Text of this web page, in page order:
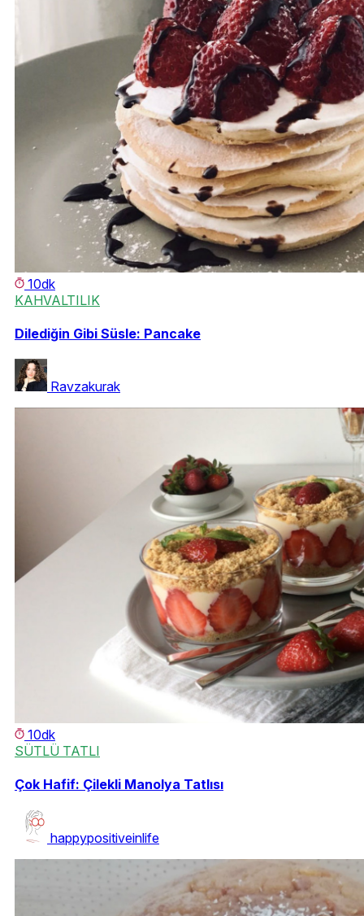
10dk
KAHVALTILIK
Dilediğin Gibi Süsle: Pancake
Ravzakurak
10dk
SÜTLÜ TATLI
Çok Hafif: Çilekli Manolya Tatlısı
happypositiveinlife